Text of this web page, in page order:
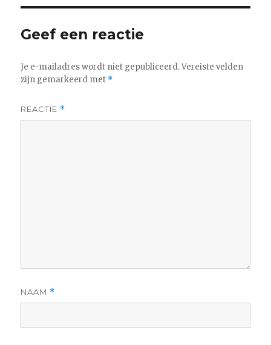
Geef een reactie
Je e-mailadres wordt niet gepubliceerd. Vereiste velden
zijn gemarkeerd met *
REACTIE *
NAAM *